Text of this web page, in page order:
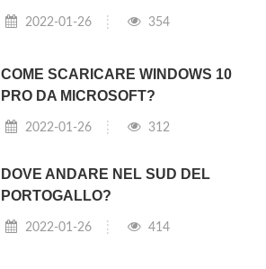
2022-01-26 354
COME SCARICARE WINDOWS 10
PRO DA MICROSOFT?
2022-01-26 312
DOVE ANDARE NEL SUD DEL
PORTOGALLO?
2022-01-26 414